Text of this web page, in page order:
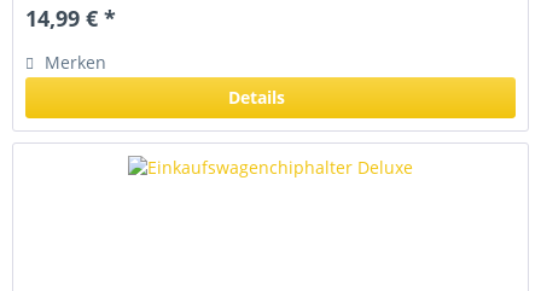
14,99 € *
Merken
Details